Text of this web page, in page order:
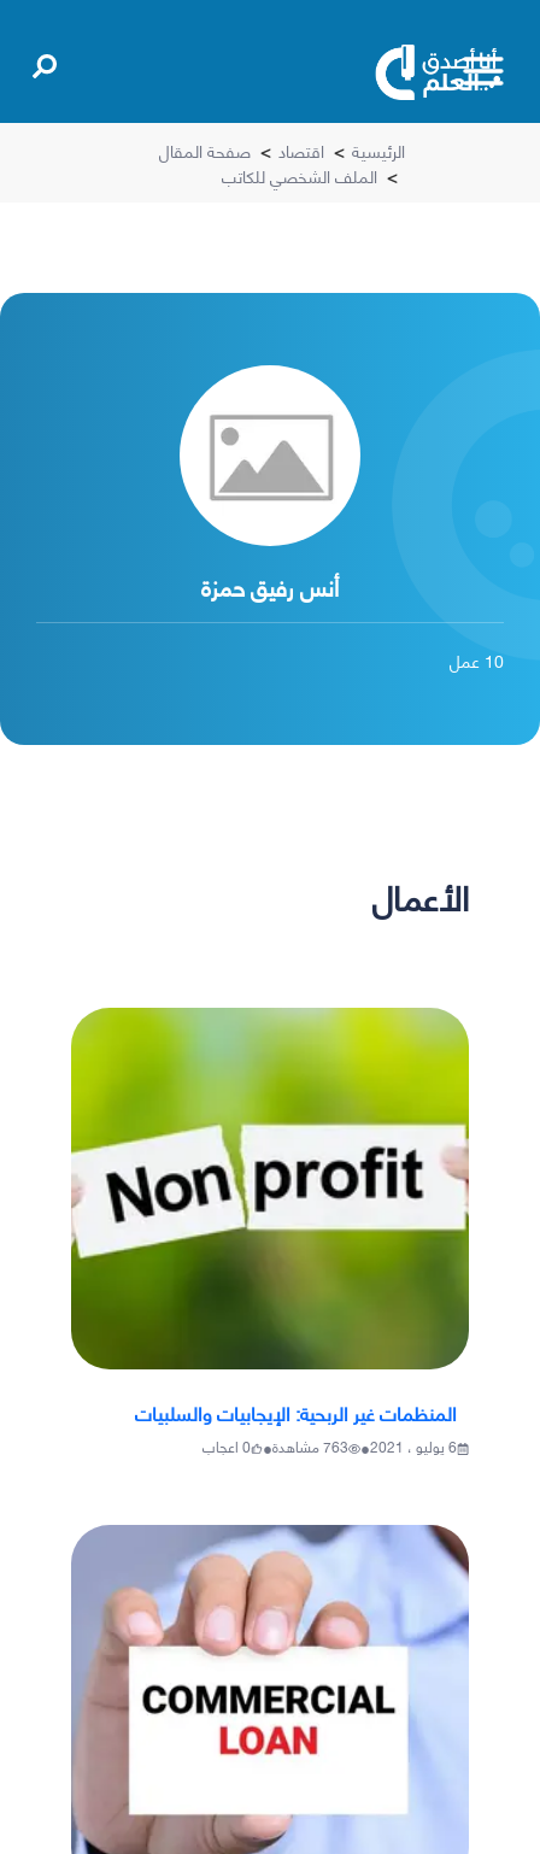
الرئيسية > اقتصاد > صفحة المقال
> الملف الشخصي للكاتب
أنس رفيق حمزة
10 عمل
الأعمال
المنظمات غير الربحية: الإيجابيات والسلبيات
6 يوليو ، 2021 •
763مشاهدة•
0اعجاب